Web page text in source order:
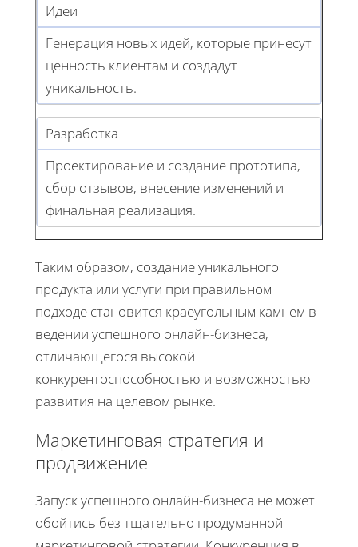
Идеи
Генерация новых идей, которые принесут
ценность клиентам и создадут
уникальность.
Разработка
Проектирование и создание прототипа,
сбор отзывов, внесение изменений и
финальная реализация.
Таким образом, создание уникального
продукта или услуги при правильном
подходе становится краеугольным камнем в
ведении успешного онлайн-бизнеса,
отличающегося высокой
конкурентоспособностью и возможностью
развития на целевом рынке.
Маркетинговая стратегия и
продвижение
Запуск успешного онлайн-бизнеса не может
обойтись без тщательно продуманной